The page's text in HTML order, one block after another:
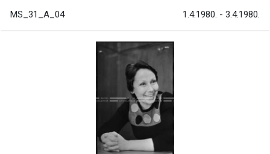
MS_31_A_04 1.4.1980. - 3.4.1980.